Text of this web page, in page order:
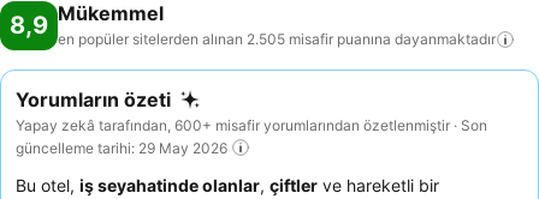
8,9 Mükemmel
en popüler sitelerden alınan 2.505 misafir puanına dayanmaktadır
Yorumların özeti
Yapay zekâ tarafından, 600+ misafir yorumlarından özetlenmiştir · Son
güncelleme tarihi: 29 May 2026
Bu otel, iş seyahatinde olanlar, çiftler ve hareketli bir